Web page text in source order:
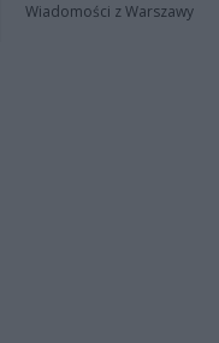
Wiadomości z Warszawy